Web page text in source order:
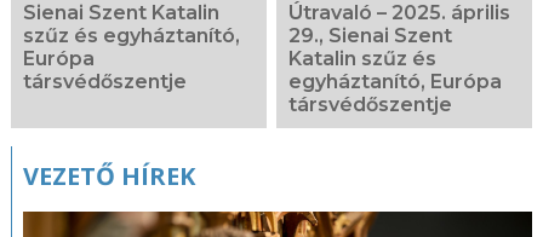
Sienai Szent Katalin
szűz és egyháztanító,
Európa
társvédőszentje
Útravaló – 2025. április
29., Sienai Szent
Katalin szűz és
egyháztanító, Európa
társvédőszentje
VEZETŐ HÍREK